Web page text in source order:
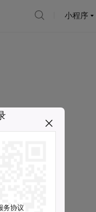
小程序
务协议